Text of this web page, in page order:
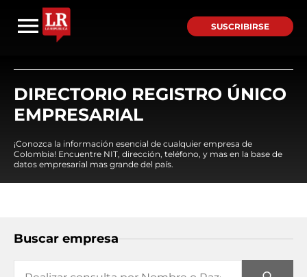
SUSCRIBIRSE
DIRECTORIO REGISTRO ÚNICO
EMPRESARIAL
¡Conozca la información esencial de cualquier empresa de
Colombia! Encuentre NIT, dirección, teléfono, y mas en la base de
datos empresarial mas grande del país.
Buscar empresa